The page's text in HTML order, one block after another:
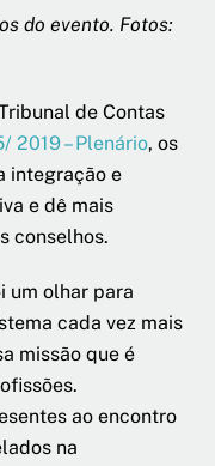
do evento. Fotos:
de Contas
2019 – Plenário, os
integração e
e dê mais
conselhos.
um olhar para
cada vez mais
missão que é
ao encontro
na